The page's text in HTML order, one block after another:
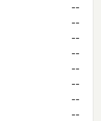
--
--
--
--
--
--
--
--